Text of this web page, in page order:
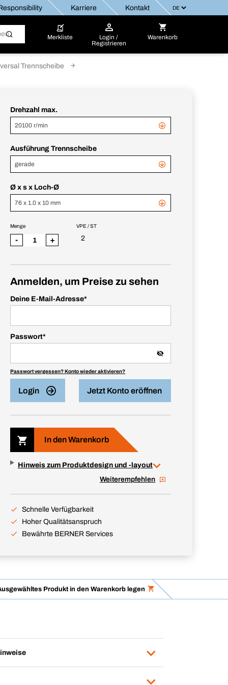
Karriere Kontakt
Merkliste
Login /
Registrieren
Warenkorb
Trennscheibe
Drehzahl max.
20100 r/min
Ausführung Trennscheibe
gerade
Ø x s x Loch-Ø
76 x 1.0 x 10 mm
VPE / ST
2
Menge
- +
Anmelden, um Preise zu sehen
Deine E-Mail-Adresse*
Passwort*
Passwort vergessen? Konto wieder aktivieren?
Login Jetzt Konto eröffnen
In den Warenkorb
Hinweis zum Produktdesign und -layout
Weiterempfehlen
Schnelle Verfügbarkeit
Hoher Qualitätsanspruch
Bewährte BERNER Services
Produkt in den Warenkorb legen